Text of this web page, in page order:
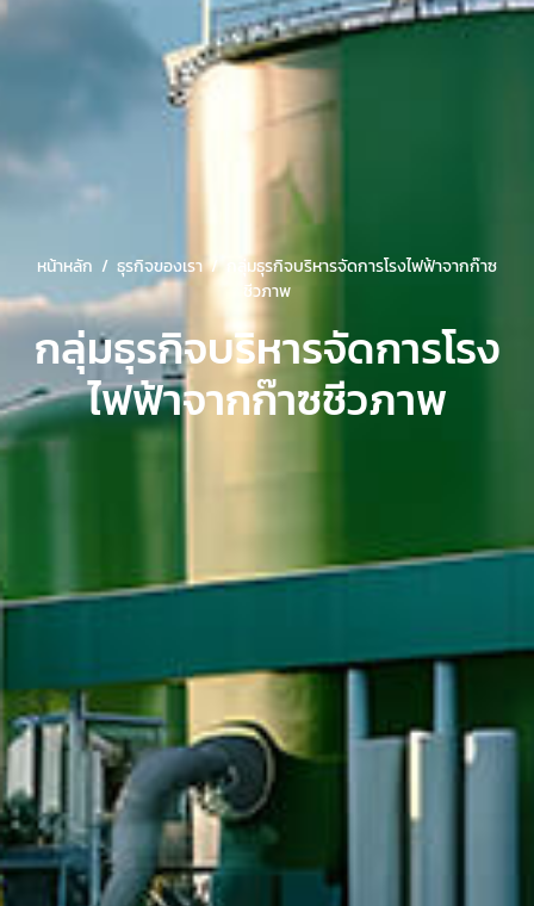
หน้าหลัก ธุรกิจของเรา
กลุ่มธุรกิจบริหารจัดการโรงไฟฟ้าจากก๊าซ
ชีวภาพ
กลุ่มธุรกิจบริหารจัดการโรง
ไฟฟ้าจากก๊าซชีวภาพ